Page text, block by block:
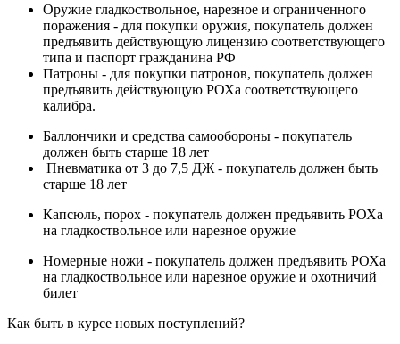
Оружие гладкоствольное, нарезное и ограниченного
поражения - для покупки оружия, покупатель должен
предъявить действующую лицензию соответствующего
типа и паспорт гражданина РФ
Патроны - для покупки патронов, покупатель должен
предъявить действующую РОХа соответствующего
калибра.
Баллончики и средства самообороны - покупатель
должен быть старше 18 лет
Пневматика от 3 до 7,5 ДЖ - покупатель должен быть
старше 18 лет
Капсюль, порох - покупатель должен предъявить РОХа
на гладкоствольное или нарезное оружие
Номерные ножи - покупатель должен предъявить РОХа
на гладкоствольное или нарезное оружие и охотничий
билет
Как быть в курсе новых поступлений?